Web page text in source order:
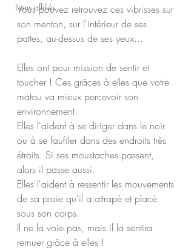
Liens affiliés
Vous pouvez retrouvez ces vibrisses sur
son menton, sur l'intérieur de ses
pattes, au-dessus de ses yeux...
Elles ont pour mission de sentir et
toucher ! Ces grâces à elles que votre
matou va mieux percevoir son
environnement.
Elles l'aident à se diriger dans le noir
ou à se faufiler dans des endroits très
étroits. Si ses moustaches passent,
alors il passe aussi.
Elles l'aident à ressentir les mouvements
de sa proie qu'il a attrapé et placé
sous son corps.
Il ne la voie pas, mais il la sentira
remuer grâce à elles !